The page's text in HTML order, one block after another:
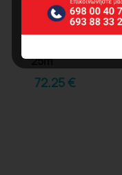
BORMANN
25m
72.25€